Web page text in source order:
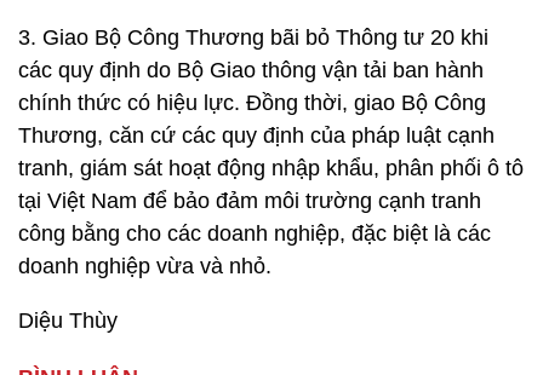
3. Giao Bộ Công Thương bãi bỏ Thông tư 20 khi
các quy định do Bộ Giao thông vận tải ban hành
chính thức có hiệu lực. Đồng thời, giao Bộ Công
Thương, căn cứ các quy định của pháp luật cạnh
tranh, giám sát hoạt động nhập khẩu, phân phối ô tô
tại Việt Nam để bảo đảm môi trường cạnh tranh
công bằng cho các doanh nghiệp, đặc biệt là các
doanh nghiệp vừa và nhỏ.
Diệu Thùy